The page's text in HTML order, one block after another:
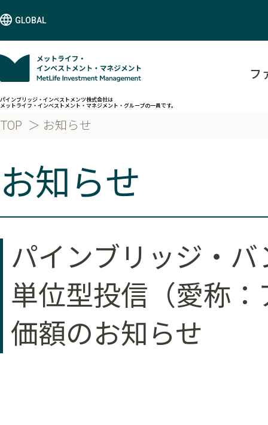
GLOBAL
パインブリッジ・インベストメンツ株式会社は
メットライフ・インベストメント・マネジメント・グループの一員です。
フ
TOP お知らせ
お知らせ
パインブリッジ・
単位型投信（愛称
価額のお知らせ